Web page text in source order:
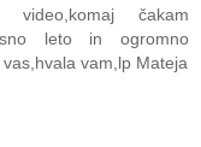
čakam
leto in ogromno
vam,lp Mateja